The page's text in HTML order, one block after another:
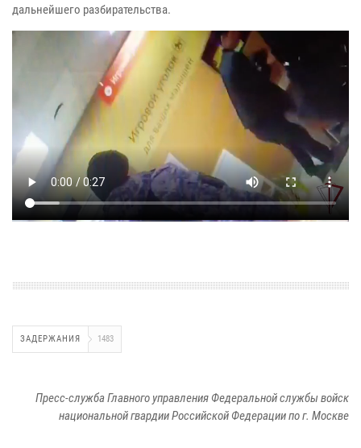
дальнейшего разбирательства.
ЗАДЕРЖАНИЯ 1483
Пресс-служба Главного управления Федеральной службы войск
национальной гвардии Российской Федерации по г. Москве